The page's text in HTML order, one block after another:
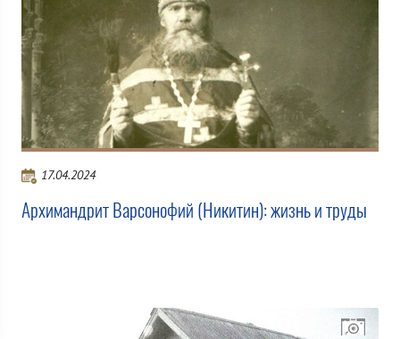
17.04.2024
Архимандрит Варсонофий (Никитин): жизнь и труды